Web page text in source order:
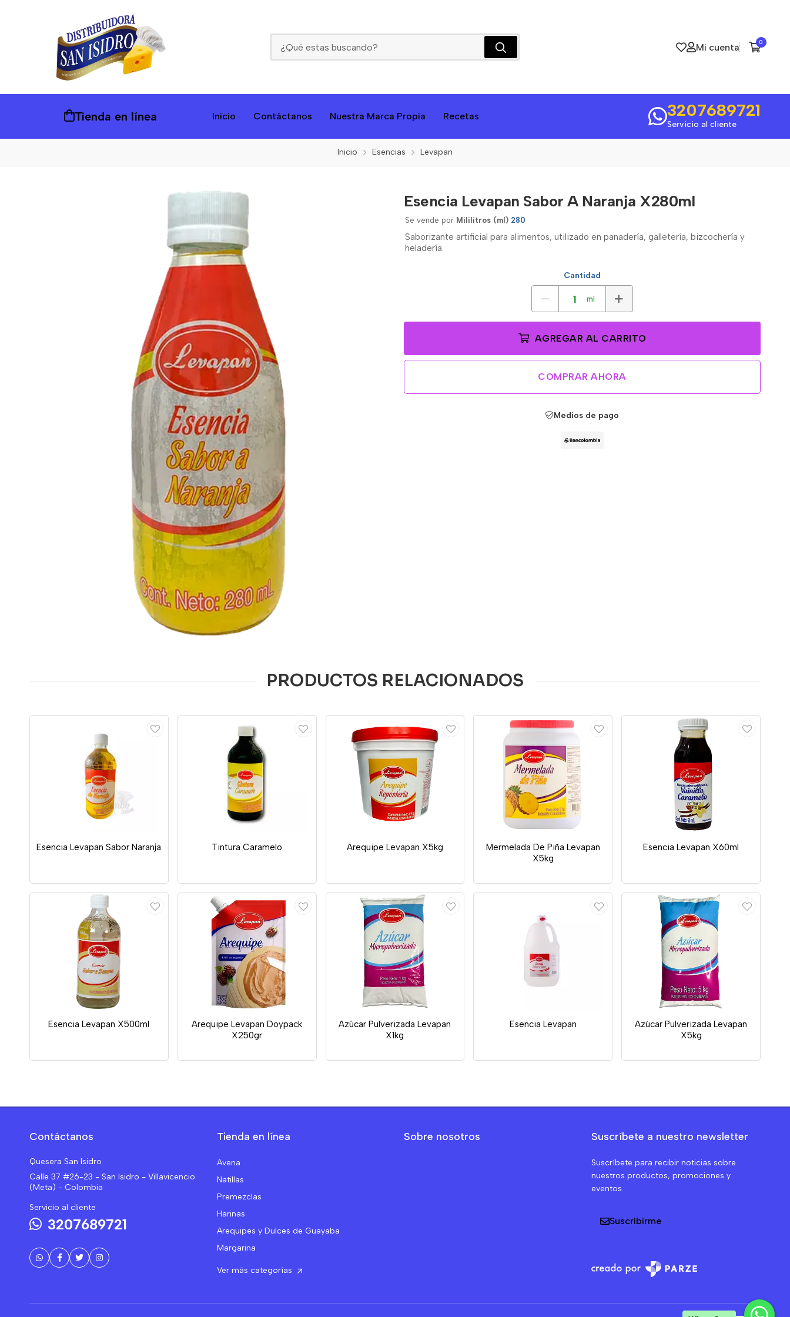
Mi cuenta 0
Tienda en línea Inicio Contáctanos Nuestra Marca Propia Recetas 3207689721
Servicio al cliente
Inicio Esencias Levapan
Esencia Levapan Sabor A Naranja X280ml
Se vende por Mililitros (ml) 280
Saborizante artificial para alimentos, utilizado en panadería, galletería, bizcochería y
heladería.
Cantidad
ml
AGREGAR AL CARRITO
COMPRAR AHORA
Medios de pago
PRODUCTOS RELACIONADOS
Esencia Levapan Sabor Naranja Tintura Caramelo Arequipe Levapan X5kg
Mermelada De Piña Levapan
X5kg
Esencia Levapan X60ml
Esencia Levapan X500ml
Arequipe Levapan Doypack
X250gr
Azúcar Pulverizada Levapan
X1kg
Esencia Levapan
Azúcar Pulverizada Levapan
X5kg
Contáctanos
Quesera San Isidro
Calle 37 #26-23 - San Isidro - Villavicencio
(Meta) - Colombia
Servicio al cliente
3207689721
Tienda en línea
Avena
Natillas
Premezclas
Harinas
Arequipes y Dulces de Guayaba
Margarina
Ver más categorías
Sobre nosotros Suscríbete a nuestro newsletter
Suscríbete para recibir noticias sobre
nuestros productos, promociones y
eventos.
Suscribirme